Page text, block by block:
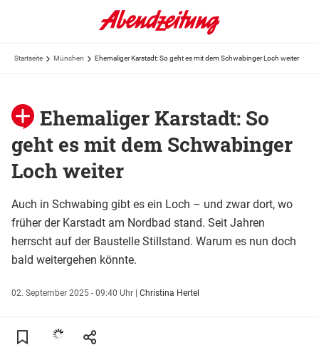
Startseite München Ehemaliger Karstadt: So geht es mit dem Schwabinger Loch weiter
Ehemaliger Karstadt: So
geht es mit dem Schwabinger
Loch weiter
Auch in Schwabing gibt es ein Loch – und zwar dort, wo
früher der Karstadt am Nordbad stand. Seit Jahren
herrscht auf der Baustelle Stillstand. Warum es nun doch
bald weitergehen könnte.
02. September 2025 - 09:40 Uhr | Christina Hertel